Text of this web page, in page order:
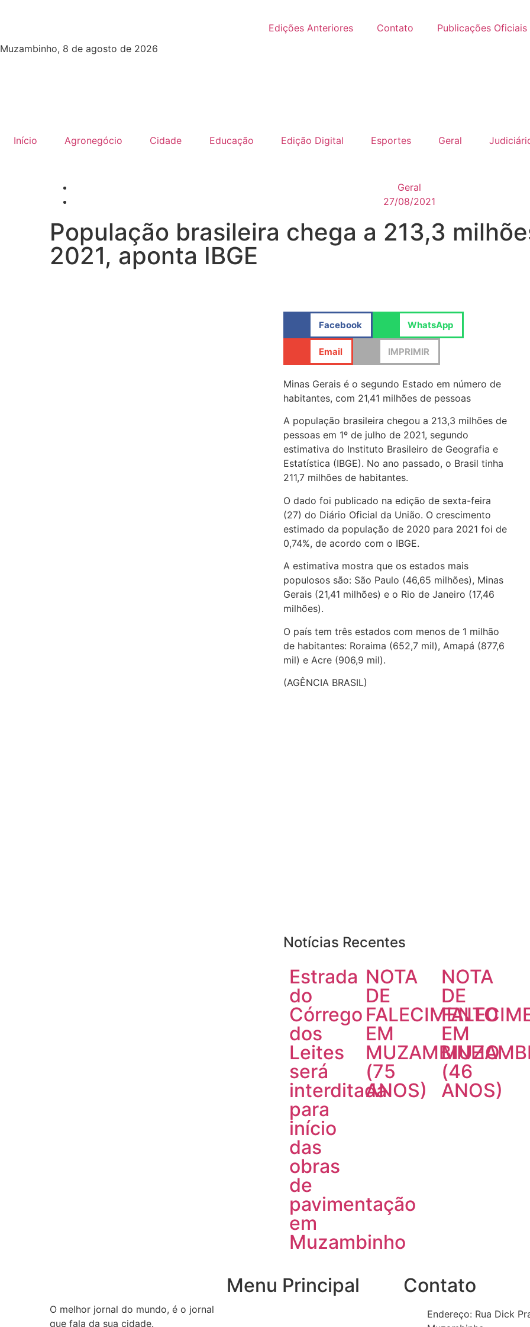
Edições Anteriores Contato
Publicações Oficiais
Muzambinho, 8 de agosto de 2026
Início Agronegócio Cidade Educação Edição Digital Esportes Geral
Geral
27/08/2021
População brasileira chega a 213,3
2021, aponta IBGE
Facebook WhatsApp
Email IMPRIMIR
Minas Gerais é o segundo Estado em número de
habitantes, com 21,41 milhões de pessoas
A população brasileira chegou a 213,3 milhões de
pessoas em 1º de julho de 2021, segundo
estimativa do Instituto Brasileiro de Geografia e
Estatística (IBGE). No ano passado, o Brasil tinha
211,7 milhões de habitantes.
O dado foi publicado na edição de sexta-feira
(27) do Diário Oficial da União. O crescimento
estimado da população de 2020 para 2021 foi de
0,74%, de acordo com o IBGE.
A estimativa mostra que os estados mais
populosos são: São Paulo (46,65 milhões), Minas
Gerais (21,41 milhões) e o Rio de Janeiro (17,46
milhões).
O país tem três estados com menos de 1 milhão
de habitantes: Roraima (652,7 mil), Amapá (877,6
mil) e Acre (906,9 mil).
(AGÊNCIA BRASIL)
Notícias Recentes
Estrada
do
Córrego
dos
Leites
será
interditada
para
início
das
obras
de
pavimentação
em
Muzambinho
NOTA
DE
FALECIMENTO
EM
MUZAMBINHO
(75
ANOS)
NOTA
DE
EM
(46
ANOS)
O melhor jornal do mundo, é o jornal
que fala da sua cidade.
Menu Principal Contato
Endereço: Rua Dick